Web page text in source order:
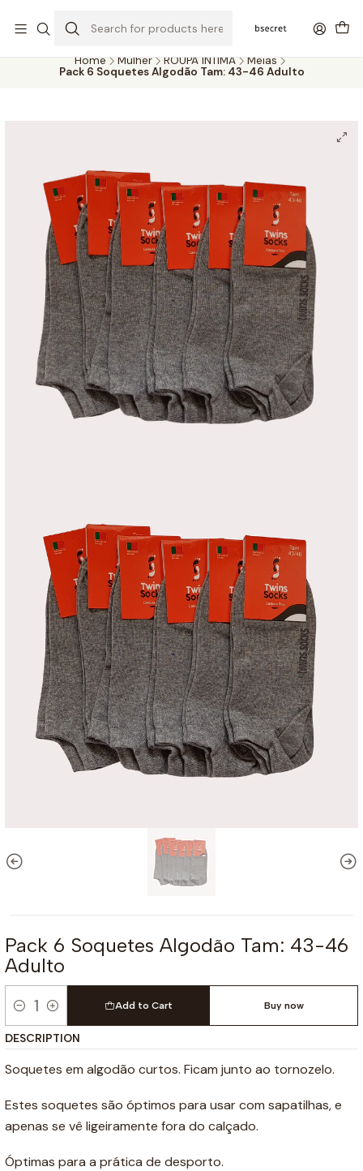
A 5 DIAS
Home Mulher ROUPA ÍNTIMA
Meias
Pack 6 Soquetes Algodão Tam: 43-46 Adulto
Pack 6 Soquetes Algodão Tam: 43-46
Adulto
Quantity
Add to Cart Buy now
DESCRIPTION
Soquetes em algodão curtos. Ficam junto ao tornozelo.
Estes soquetes são óptimos para usar com sapatilhas, e
apenas se vê ligeiramente fora do calçado.
Óptimas para a prática de desporto.